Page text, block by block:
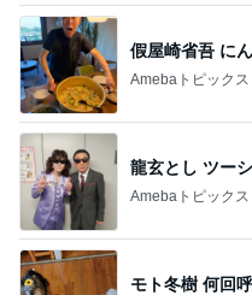
假屋崎省吾 に
Amebaトピックス
龍玄とし ツー
Amebaトピックス
モト冬樹 何回